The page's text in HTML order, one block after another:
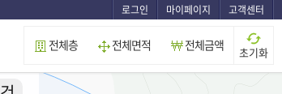
로그인 마이페이지 고객센터
전체층 전체면적 전체금액 초기화